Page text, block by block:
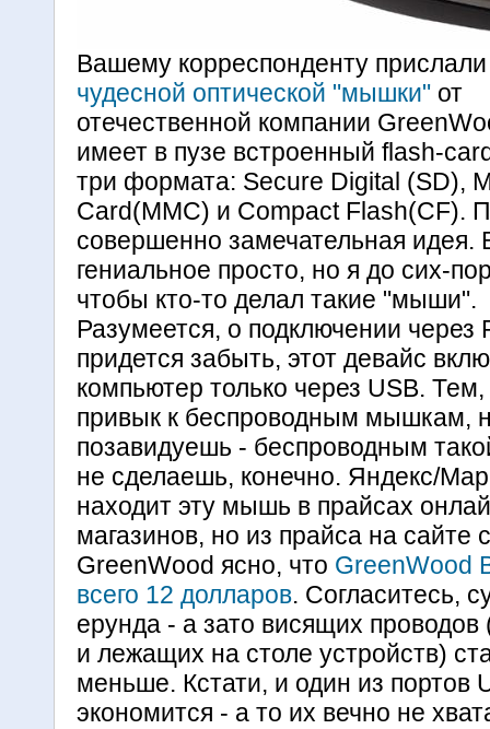
Вашему корреспонденту
чудесной оптической "мышки" от
отечественной компании
имеет в пузе встроенный flash-
три формата: Secure Digital (SD),
Card(MMC) и Compact Flash(CF).
совершенно замечательная идея.
гениальное просто, но я до сих-
чтобы кто-то делал такие "мыши".
Разумеется, о подключении через
придется забыть, этот девайс
компьютер только через USB.
привык к беспроводным мышкам,
позавидуешь - беспроводным
не сделаешь, конечно. Яндекс/
находит эту мышь в прайсах
магазинов, но из прайса на сайте
GreenWood ясно, что GreenWood
всего 12 долларов. Согласитесь,
ерунда - а зато висящих
и лежащих на столе устройств)
меньше. Кстати, и один из портов
экономится - а то их вечно не